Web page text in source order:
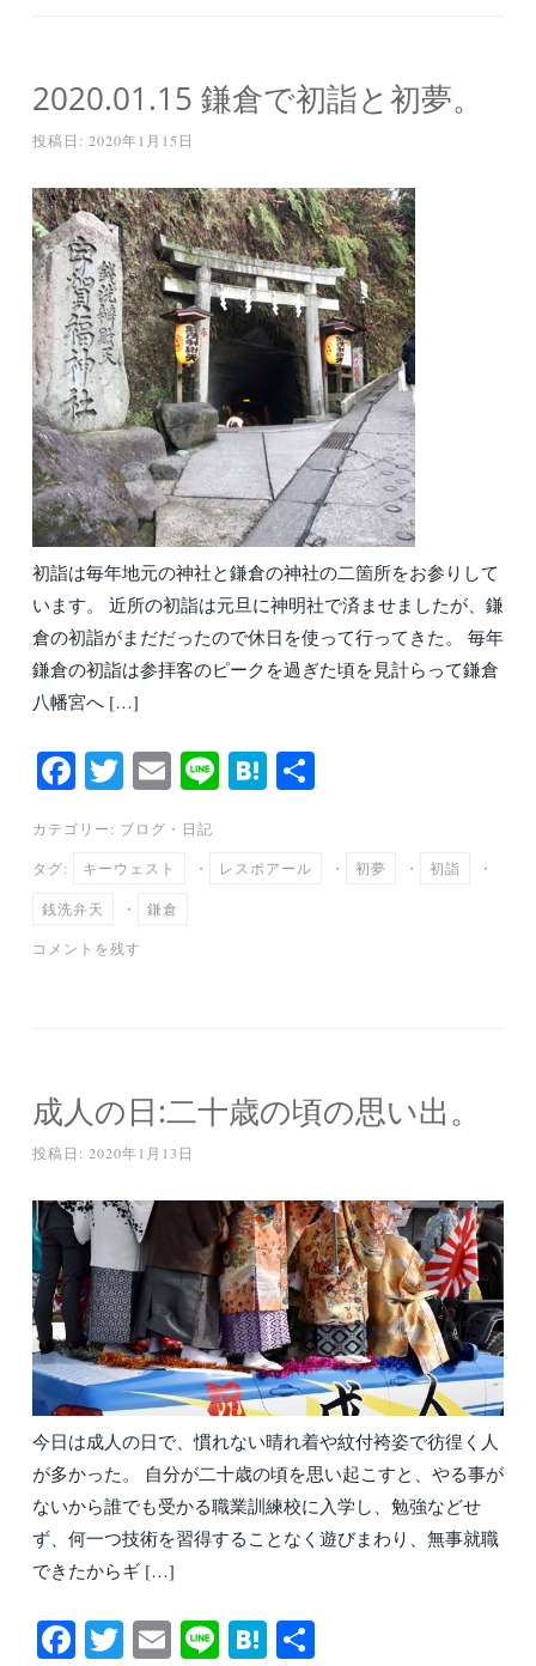
2020.01.15 鎌倉で初詣と初夢。
投稿日: 2020年1月15日
初詣は毎年地元の神社と鎌倉の神社の二箇所をお参りして
います。 近所の初詣は元旦に神明社で済ませましたが、鎌
倉の初詣がまだだったので休日を使って行ってきた。 毎年
鎌倉の初詣は参拝客のピークを過ぎた頃を見計らって鎌倉
八幡宮へ […]
Fa
ce
bo
ok
T
wi
tte
r
E
m
ail
Li H
a
カテゴリー: ブログ ・ 日記
タグ: キーウェスト ・ レスポアール ・ 初夢 ・ 初詣 ・
銭洗弁天 ・ 鎌倉
コメントを残す
成人の日:二十歳の頃の思い出。
投稿日: 2020年1月13日
今日は成人の日で、慣れない晴れ着や紋付袴姿で彷徨く人
が多かった。 自分が二十歳の頃を思い起こすと、やる事が
ないから誰でも受かる職業訓練校に入学し、勉強などせ
ず、何一つ技術を習得することなく遊びまわり、無事就職
できたからギ […]
Fa T E Li H